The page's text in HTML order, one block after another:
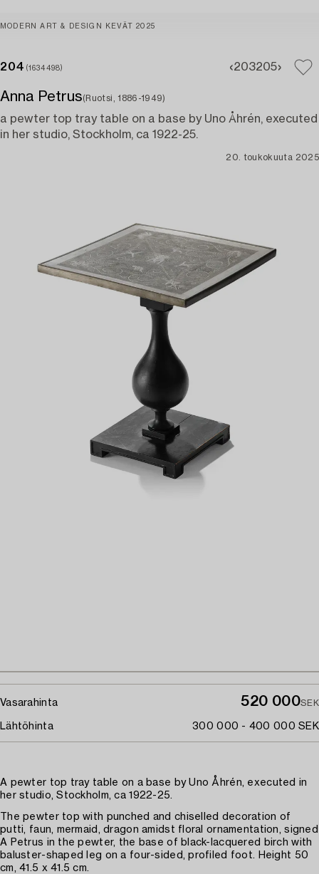
MODERN ART & DESIGN KEVÄT 2025
204 (1634498) 203205
Anna Petrus(Ruotsi, 1886-1949)
a pewter top tray table on a base by Uno Åhrén, executed
in her studio, Stockholm, ca 1922-25.
20. toukokuuta 2025
Vasarahinta 520 000SEK
Lähtöhinta 300 000 - 400 000 SEK
A pewter top tray table on a base by Uno Åhrén, executed in
her studio, Stockholm, ca 1922-25.
The pewter top with punched and chiselled decoration of
putti, faun, mermaid, dragon amidst floral ornamentation, signed
A Petrus in the pewter, the base of black-lacquered birch with
baluster-shaped leg on a four-sided, profiled foot. Height 50
cm, 41.5 x 41.5 cm.